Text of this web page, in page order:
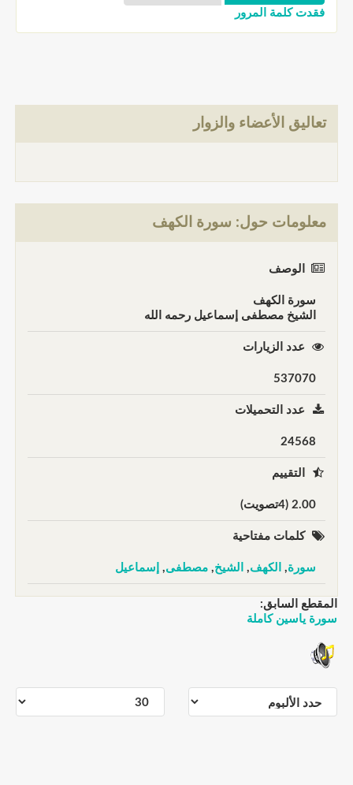
فقدت كلمة المرور
تعاليق الأعضاء والزوار
معلومات حول: سورة الكهف
الوصف
سورة الكهف
الشيخ مصطفى إسماعيل رحمه الله
عدد الزيارات
537070
عدد التحميلات
24568
التقييم
2.00 (4تصويت)
كلمات مفتاحية
سورة, الكهف, الشيخ, مصطفى, إسماعيل
المقطع السابق:
سورة ياسين كاملة